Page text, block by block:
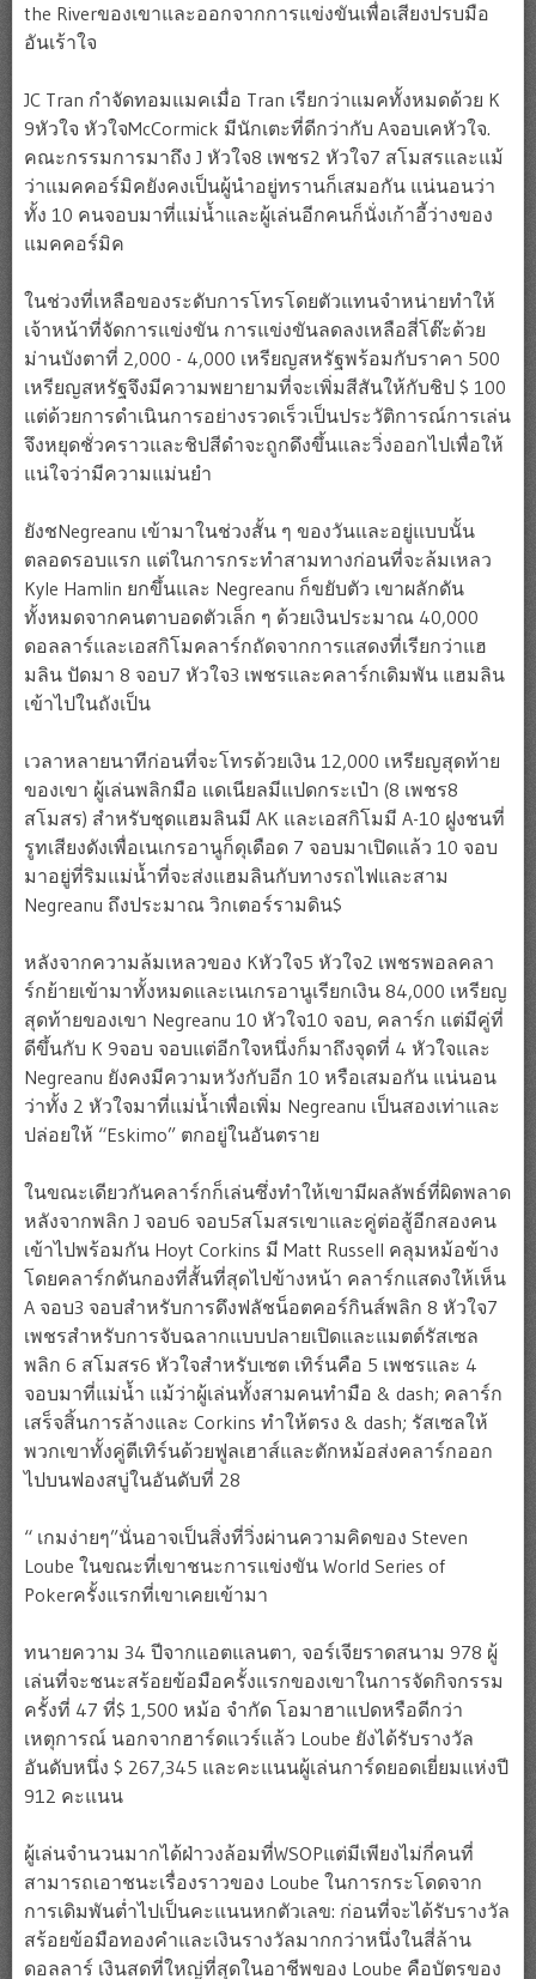
the Riverของเขาและออกจากการแข่งขันเพื่อเสียงปรบมือ
อันเร้าใจ
JC Tran กำจัดทอมแมคเมื่อ Tran เรียกว่าแมคทั้งหมดด้วย K
9หัวใจ หัวใจMcCormick มีนักเตะที่ดีกว่ากับ Aจอบเคหัวใจ.
คณะกรรมการมาถึง J หัวใจ8 เพชร2 หัวใจ7 สโมสรและแม้
ว่าแมคคอร์มิคยังคงเป็นผู้นำอยู่ทรานก็เสมอกัน แน่นอนว่า
ทั้ง 10 คนจอบมาที่แม่น้ำและผู้เล่นอีกคนก็นั่งเก้าอี้ว่างของ
แมคคอร์มิค
ในช่วงที่เหลือของระดับการโทรโดยตัวแทนจำหน่ายทำให้
เจ้าหน้าที่จัดการแข่งขัน การแข่งขันลดลงเหลือสี่โต๊ะด้วย
ม่านบังตาที่ 2,000 - 4,000 เหรียญสหรัฐพร้อมกับราคา 500
เหรียญสหรัฐจึงมีความพยายามที่จะเพิ่มสีสันให้กับชิป $ 100
แต่ด้วยการดำเนินการอย่างรวดเร็วเป็นประวัติการณ์การเล่น
จึงหยุดชั่วคราวและชิปสีดำจะถูกดึงขึ้นและวิ่งออกไปเพื่อให้
แน่ใจว่ามีความแม่นยำ
ยังชNegreanu เข้ามาในช่วงสั้น ๆ ของวันและอยู่แบบนั้น
ตลอดรอบแรก แต่ในการกระทำสามทางก่อนที่จะล้มเหลว
Kyle Hamlin ยกขึ้นและ Negreanu ก็ขยับตัว เขาผลักดัน
ทั้งหมดจากคนตาบอดตัวเล็ก ๆ ด้วยเงินประมาณ 40,000
ดอลลาร์และเอสกิโมคลาร์กถัดจากการแสดงที่เรียกว่าแฮ
มลิน ปัดมา 8 จอบ7 หัวใจ3 เพชรและคลาร์กเดิมพัน แฮมลิน
เข้าไปในถังเป็น
เวลาหลายนาทีก่อนที่จะโทรด้วยเงิน 12,000 เหรียญสุดท้าย
ของเขา ผู้เล่นพลิกมือ แดเนียลมีแปดกระเป๋า (8 เพชร8
สโมสร) สำหรับชุดแฮมลินมี AK และเอสกิโมมี A-10 ฝูงชนที่
รูทเสียงดังเพื่อเนเกรอานูก็ดุเดือด 7 จอบมาเปิดแล้ว 10 จอบ
มาอยู่ที่ริมแม่น้ำที่จะส่งแฮมลินกับทางรถไฟและสาม
Negreanu ถึงประมาณ วิกเตอร์รามดิน$
หลังจากความล้มเหลวของ Kหัวใจ5 หัวใจ2 เพชรพอลคลา
ร์กย้ายเข้ามาทั้งหมดและเนเกรอานูเรียกเงิน 84,000 เหรียญ
สุดท้ายของเขา Negreanu 10 หัวใจ10 จอบ, คลาร์ก แต่มีคู่ที่
ดีขึ้นกับ K 9จอบ จอบแต่อีกใจหนึ่งก็มาถึงจุดที่ 4 หัวใจและ
Negreanu ยังคงมีความหวังกับอีก 10 หรือเสมอกัน แน่นอน
ว่าทั้ง 2 หัวใจมาที่แม่น้ำเพื่อเพิ่ม Negreanu เป็นสองเท่าและ
ปล่อยให้ “Eskimo” ตกอยู่ในอันตราย
ในขณะเดียวกันคลาร์กก็เล่นซึ่งทำให้เขามีผลลัพธ์ที่ผิดพลาด
หลังจากพลิก J จอบ6 จอบ5สโมสรเขาและคู่ต่อสู้อีกสองคน
เข้าไปพร้อมกัน Hoyt Corkins มี Matt Russell คลุมหม้อข้าง
โดยคลาร์กดันกองที่สั้นที่สุดไปข้างหน้า คลาร์กแสดงให้เห็น
A จอบ3 จอบสำหรับการดึงฟลัชน็อตคอร์กินส์พลิก 8 หัวใจ7
เพชรสำหรับการจับฉลากแบบปลายเปิดและแมตต์รัสเซล
พลิก 6 สโมสร6 หัวใจสำหรับเซต เทิร์นคือ 5 เพชรและ 4
จอบมาที่แม่น้ำ แม้ว่าผู้เล่นทั้งสามคนทำมือ & dash; คลาร์ก
เสร็จสิ้นการล้างและ Corkins ทำให้ตรง & dash; รัสเซลให้
พวกเขาทั้งคู่ตีเทิร์นด้วยฟูลเฮาส์และตักหม้อส่งคลาร์กออก
ไปบนฟองสบู่ในอันดับที่ 28
“ เกมง่ายๆ”นั่นอาจเป็นสิ่งที่วิ่งผ่านความคิดของ Steven
Loube ในขณะที่เขาชนะการแข่งขัน World Series of
Pokerครั้งแรกที่เขาเคยเข้ามา
ทนายความ 34 ปีจากแอตแลนตา, จอร์เจียราดสนาม 978 ผู้
เล่นที่จะชนะสร้อยข้อมือครั้งแรกของเขาในการจัดกิจกรรม
ครั้งที่ 47 ที่$ 1,500 หม้อ จำกัด โอมาฮาแปดหรือดีกว่า
เหตุการณ์ นอกจากฮาร์ดแวร์แล้ว Loube ยังได้รับรางวัล
อันดับหนึ่ง $ 267,345 และคะแนนผู้เล่นการ์ดยอดเยี่ยมแห่งปี
912 คะแนน
ผู้เล่นจำนวนมากได้ฝ่าวงล้อมที่WSOPแต่มีเพียงไม่กี่คนที่
สามารถเอาชนะเรื่องราวของ Loube ในการกระโดดจาก
การเดิมพันต่ำไปเป็นคะแนนหกตัวเลข: ก่อนที่จะได้รับรางวัล
สร้อยข้อมือทองคำและเงินรางวัลมากกว่าหนึ่งในสี่ล้าน
ดอลลาร์ เงินสดที่ใหญ่ที่สุดในอาชีพของ Loube คือบัตรของ